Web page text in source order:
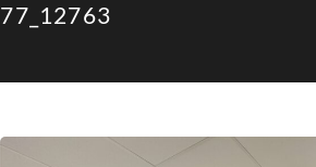
77_12763